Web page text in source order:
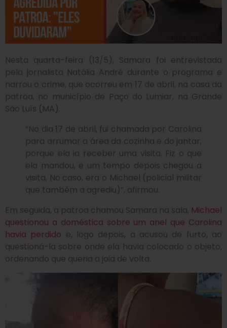
Nesta quarta-feira (13/5), Samara foi entrevistada
pela jornalista Natália André durante o programa e
narrou o crime, que ocorreu em 17 de abril, na casa da
patroa, no município de Paço do Lumiar, na Grande
São Luís (MA).
“No dia 17 de abril, fui chamada por Carolina
para arrumar a área da cozinha e do jantar,
porque ela ia receber uma visita. Fiz o que
ela mandou, e um tempo depois chegou a
visita. No caso, era o Michael (policial militar
que também a agrediu)”, afirmou.
Em seguida, a patroa chamou Samara na sala. Michael
questionou a doméstica sobre um anel que Carolina
havia perdido e, logo depois, a acusou de furto, ao
questioná-la sobre onde ela havia colocado o objeto,
ordenando que queria a joia de volta.